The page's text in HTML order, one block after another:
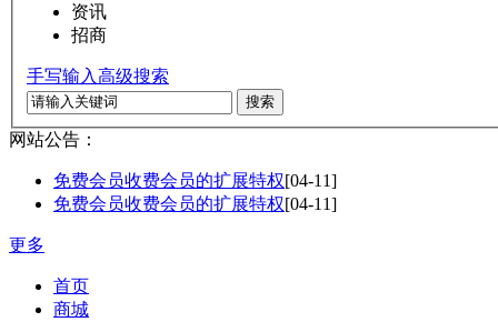
资讯
招商
手写输入高级搜索
搜索
网站公告：
免费会员收费会员的扩展特权[04-11]
免费会员收费会员的扩展特权[04-11]
更多
首页
商城